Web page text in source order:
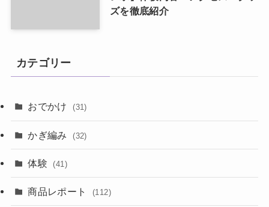
ズを徹底紹介
カテゴリー
おでかけ (31)
かぎ編み (32)
体験 (41)
商品レポート (112)